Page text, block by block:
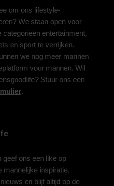
om ons lifestyle-
We staan open voor
entertainment,
en sport te verrijken.
we nog meer mannen
voor mannen. Wil
Stuur ons een
.
geef ons een like op
mannelijke inspiratie.
en blijf altijd op de